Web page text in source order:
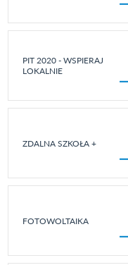
PIT 2020 - WSPIERAJ
LOKALNIE
ZDALNA SZKOŁA +
FOTOWOLTAIKA